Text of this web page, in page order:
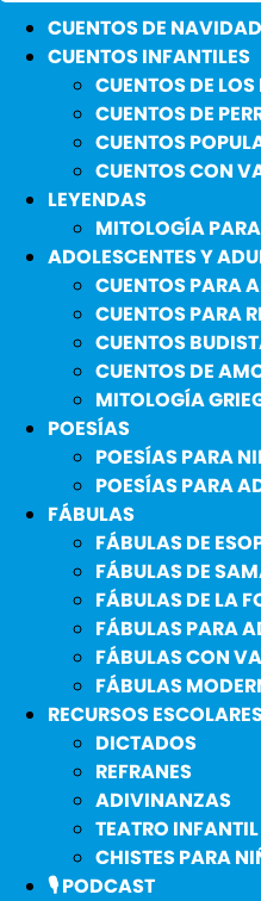
CUENTOS DE NAVIDAD
CUENTOS INFANTILES
CUENTOS DE
CUENTOS DE
CUENTOS
CUENTOS CON
LEYENDAS
MITOLOGÍA
ADOLESCENTES Y
CUENTOS PARA
CUENTOS PARA
CUENTOS
CUENTOS DE
MITOLOGÍA
POESÍAS
POESÍAS PARA
POESÍAS PARA
FÁBULAS
FÁBULAS DE
FÁBULAS DE
FÁBULAS DE LA
FÁBULAS PARA
FÁBULAS CON
FÁBULAS
RECURSOS
DICTADOS
REFRANES
ADIVINANZAS
TEATRO INFANTIL
CHISTES PARA
🎙️ PODCAST